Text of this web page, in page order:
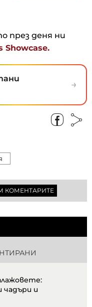
през деня ни
Showcase.
→
КОМЕНТАРИТЕ
чадъри и